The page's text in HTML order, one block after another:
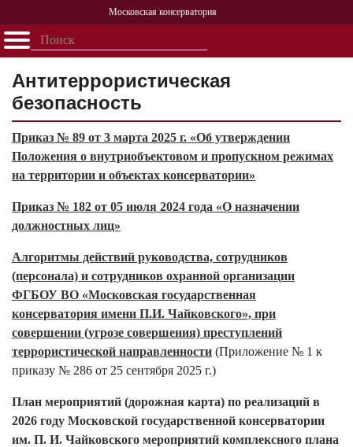
Московская консерватория
Открыть - закрыть
ГлавнаяСобытияАфишаУчебаНаукаСтруктура
Партнерство
Антитеррористическая
безопасность
Приказ № 89 от 3 марта 2025 г. «Об утверждении
Положения о внутриобъектовом и пропускном режимах
на территории и объектах консерватории»
Приказ № 182 от 05 июля 2024 года «О назначении
должностных лиц»
Алгоритмы действий руководства, сотрудников
(персонала) и сотрудников охранной организации
ФГБОУ ВО «Московская государственная
консерватория имени П.И. Чайковского», при
совершении (угрозе совершения) преступлений
террористической направленности (Приложение № 1 к
приказу № 286 от 25 сентября 2025 г.)
План мероприятий (дорожная карта) по реализаций в
2026 году Московской государственной консерватории
им. П. И. Чайковского мероприятий комплексного плана